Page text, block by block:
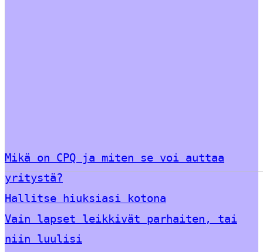
Mikä on CPQ ja miten se voi auttaa
yritystä?
Hallitse hiuksiasi kotona
Vain lapset leikkivät parhaiten, tai
niin luulisi